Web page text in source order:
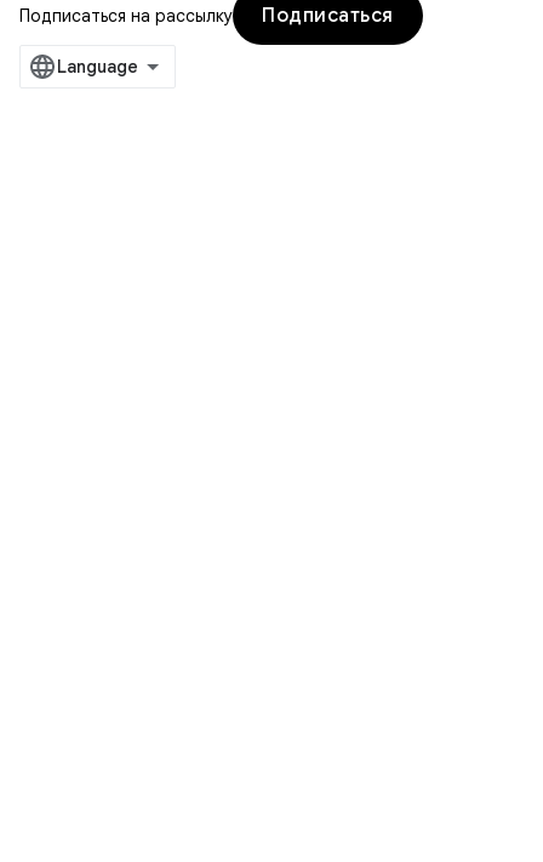
Подписаться на рассылку
Подписаться